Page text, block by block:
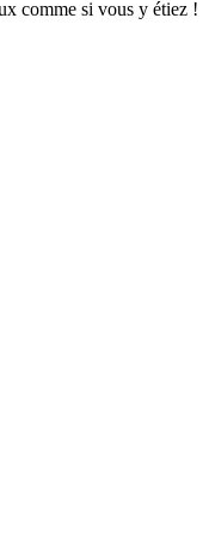
comme si vous y étiez !